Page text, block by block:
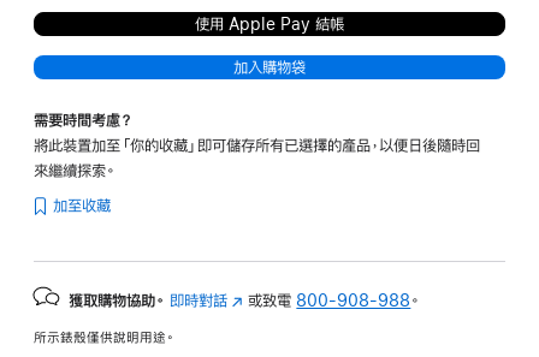
使用 Apple Pay 結帳
加入購物袋
需要時間考慮？
將此裝置加至「你的收藏」即可儲存所有已選擇的產品，以便日後隨時回
來繼續探索。
加至收藏
獲取購物協助。 即時對話 (以 或致電 800-908-988 。
所示錶殼僅供說明用途。